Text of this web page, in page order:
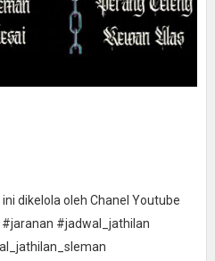
dikelola oleh Chanel Youtube
#jaranan #jadwal_jathilan